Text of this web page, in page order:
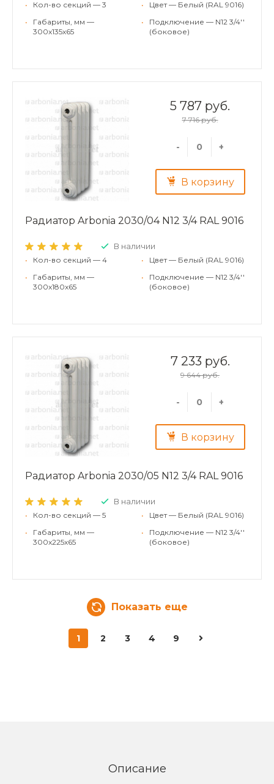
•
Кол-во секций — 3
•
Габариты, мм —
300x135x65
•
Цвет — Белый (RAL 9016)
•
Подключение — N12 3/4''
(боковое)
5 787 руб.
7 716 руб.
- +
В корзину
Радиатор Arbonia 2030/04 N12 3/4 RAL 9016
В наличии
•
Кол-во секций — 4
•
Габариты, мм —
300x180x65
•
Цвет — Белый (RAL 9016)
•
Подключение — N12 3/4''
(боковое)
7 233 руб.
9 644 руб.
- +
В корзину
Радиатор Arbonia 2030/05 N12 3/4 RAL 9016
В наличии
•
Кол-во секций — 5
•
Габариты, мм —
300x225x65
•
Цвет — Белый (RAL 9016)
•
Подключение — N12 3/4''
(боковое)
Показать еще
1 2 3 4 9
Описание